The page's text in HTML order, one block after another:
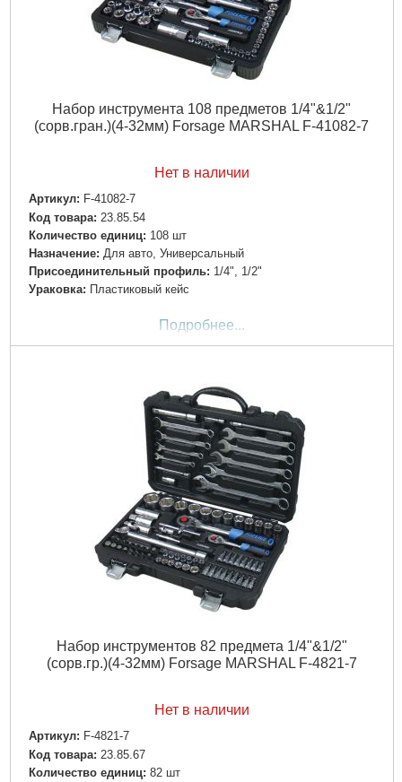
Набор инструмента 108 предметов 1/4"&1/2"
(сорв.гран.)(4-32мм) Forsage MARSHAL F-41082-7
Нет в наличии
Артикул: F-41082-7
Код товара: 23.85.54
Количество единиц: 108 шт
Назначение: Для авто, Универсальный
Пpиcoeдинитeльный пpoфиль: 1/4", 1/2"
Ураковка: Пластиковый кейс
Подробнее...
Набор инструментов 82 предмета 1/4"&1/2"
(сорв.гр.)(4-32мм) Forsage MARSHAL F-4821-7
Нет в наличии
Артикул: F-4821-7
Код товара: 23.85.67
Количество единиц: 82 шт